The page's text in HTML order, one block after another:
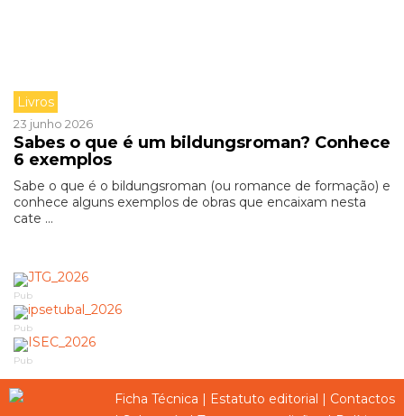
Livros
23 junho 2026
Sabes o que é um bildungsroman? Conhece
6 exemplos
Sabe o que é o bildungsroman (ou romance de formação) e
conhece alguns exemplos de obras que encaixam nesta
cate ...
Pub
Pub
Pub
Ficha Técnica | Estatuto editorial | Contactos